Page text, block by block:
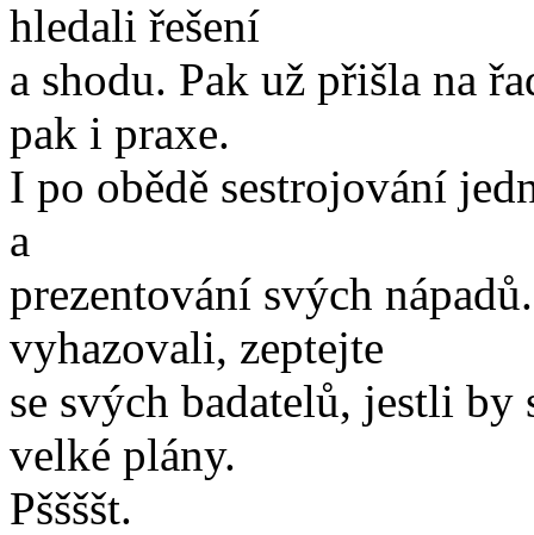
hledali řešení
a shodu. Pak už přišla na
pak i praxe.
I po obědě sestrojování
a
prezentování svých
vyhazovali, zeptejte
se svých badatelů, jestli
velké plány.
Pššššt.